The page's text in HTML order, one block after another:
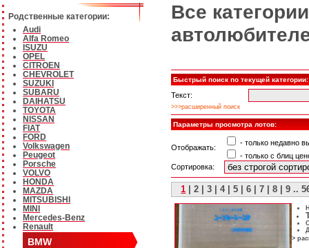
Родственные категории:
Audi
Alfa Romeo
ISUZU
OPEL
CITROEN
CHEVROLET
SUZUKI
SUBARU
DAIHATSU
TOYOTA
NISSAN
FIAT
FORD
Volkswagen
Peugeot
Porsche
VOLVO
HONDA
MAZDA
MITSUBISHI
MINI
Mercedes-Benz
Renault
BMW
Все категории
Быстрый поиск по текущей категории:
Текст:
>>>расширенный поиск
Параметры просмотра лотов:
Отображать:
- только недавно
- только с блиц
Сортировка:
1 |2 |3 |4|5 |6 |7 |8 |9 ..
>